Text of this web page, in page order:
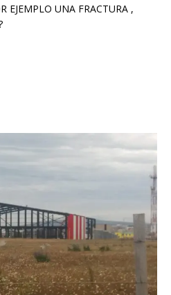
EJEMPLO UNA FRACTURA ,